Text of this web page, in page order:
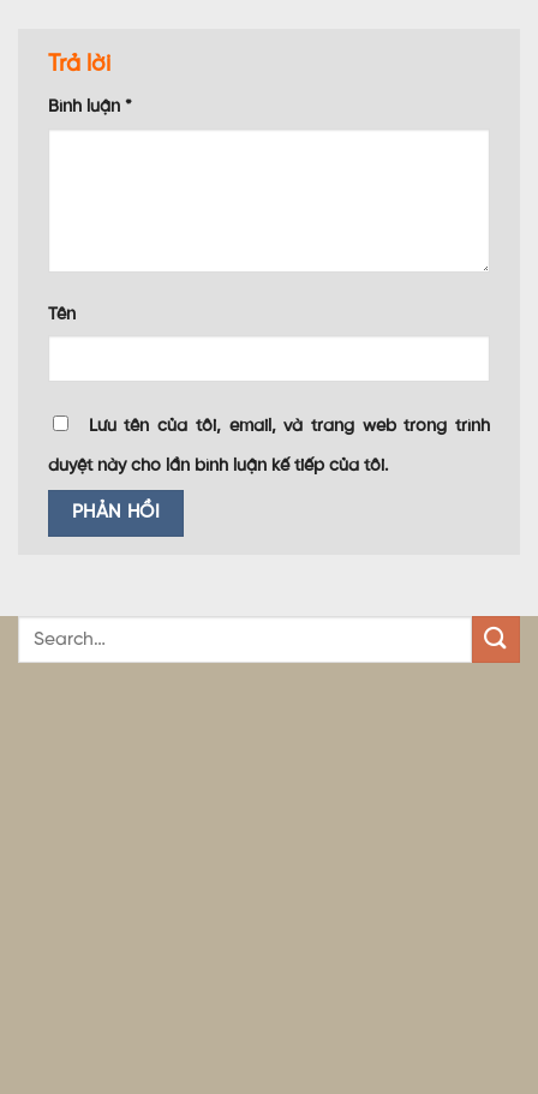
Trả lời
Bình luận *
Tên
Lưu tên của tôi, email, và trang web trong trình
duyệt này cho lần bình luận kế tiếp của tôi.